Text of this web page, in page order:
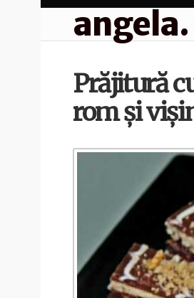
angela.
Prăjitură
rom și